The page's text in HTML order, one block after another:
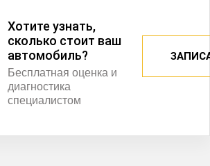
Хотите узнать,
сколько стоит ваш
автомобиль?
Бесплатная оценка и
диагностика
специалистом